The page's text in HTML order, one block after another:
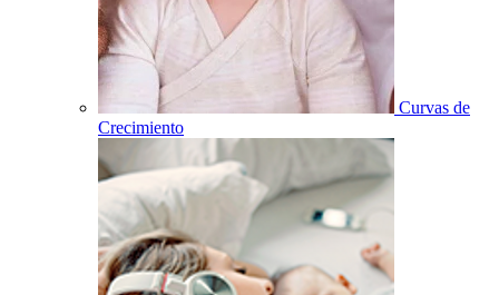
Curvas de
Crecimiento